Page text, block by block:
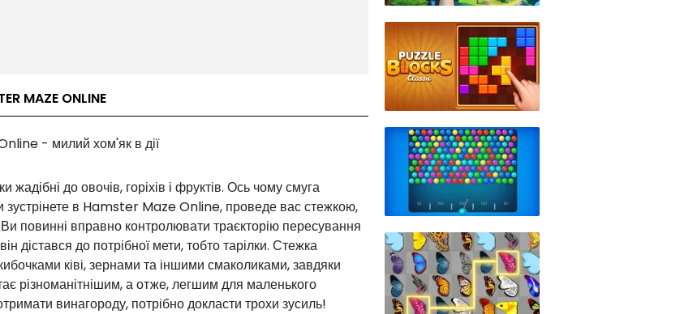
MAZE ONLINE
- милий хом'як в дії
жадібні до овочів, горіхів і фруктів. Ось чому смуга
зустрінете в Hamster Maze Online, проведе вас стежкою,
повинні вправно контролювати траєкторію пересування
дістався до потрібної мети, тобто тарілки. Стежка
ківі, зернами та іншими смаколиками, завдяки
різноманітнішим, а отже, легшим для маленького
винагороду, потрібно докласти трохи зусиль!